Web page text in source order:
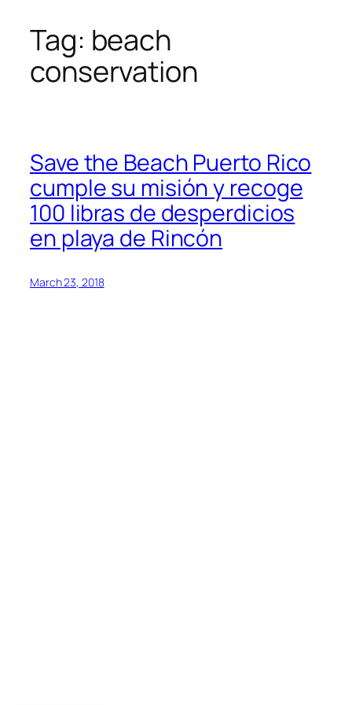
Skip
content
Tag: beach
conservation
Save the Beach Puerto Rico
cumple su misión y recoge
100 libras de desperdicios
en playa de Rincón
March 23, 2018